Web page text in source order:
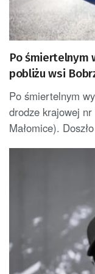
Po śmiertelnym
pobliżu wsi
Po śmiertelnym
drodze krajowej
Małomice).